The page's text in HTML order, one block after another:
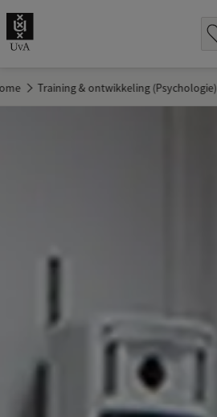
Training & ontwikkeling (Psychologie)